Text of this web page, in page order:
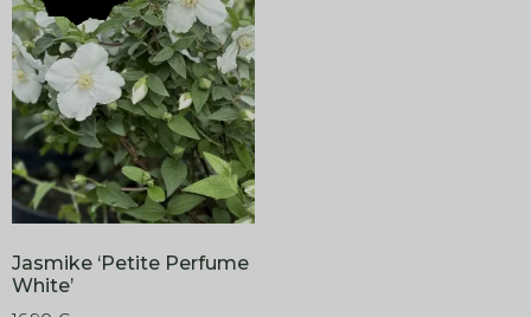
Jasmike ‘Petite Perfume
White’